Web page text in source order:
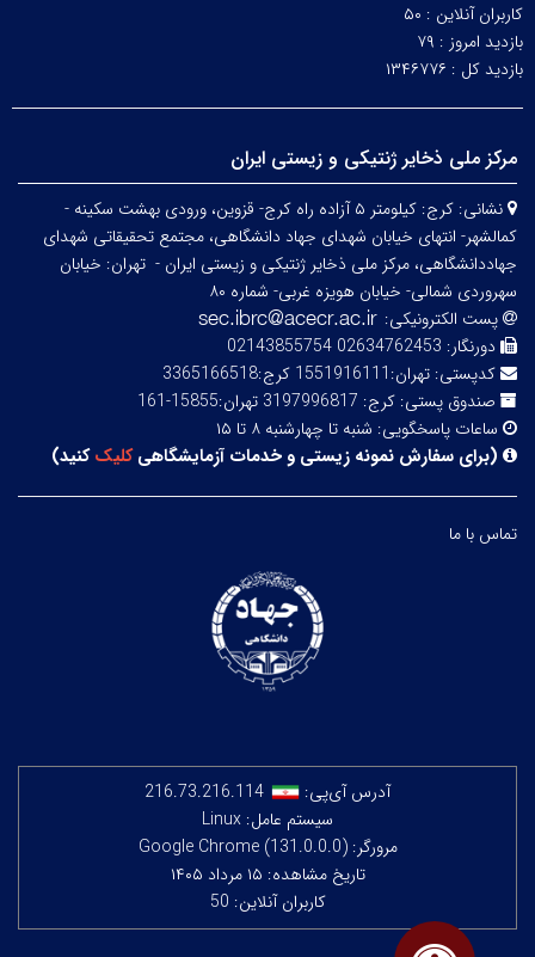
کاربران آنلاین : ۵۰
بازدید امروز : ۷۹
بازدید کل : ۱۳۴۶۷۷۶
مرکز ملی ذخایر ژنتیکی و زیستی ایران
نشانی:
کرج: کیلومتر ۵ آزاده راه کرج- قزوین، ورودی بهشت سکینه -
کمالشهر- انتهای خیابان شهدای جهاد دانشگاهی، مجتمع تحقیقاتی شهدای
جهاددانشگاهی، مرکز ملی ذخایر ژنتیکی و زیستی ایران - تهران: خیابان
سهروردی شمالی- خیابان هویزه غربی- شماره ۸۰
پست الکترونیکی:
دورنگار: 02634762453 02143855754
کدپستی: تهران:1551916111 کرج:3365166518
صندوق پستی: کرج: 3197996817 تهران:15855-161
ساعات پاسخگویی: شنبه تا چهارشنبه ۸ تا ۱۵
(برای سفارش نمونه زیستی و خدمات آزمایشگاهیکلیککنید)
تماس با ما
آدرس آی‌پی:
216.73.216.114
سیستم عامل: Linux
مرورگر: Google Chrome (131.0.0.0)
تاریخ مشاهده: ۱۵ مرداد ۱۴۰۵
کاربران آنلاین: 50